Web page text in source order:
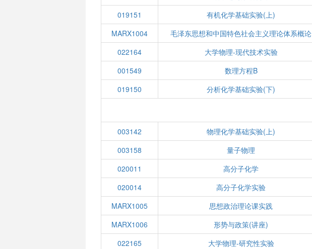
019151
有机化学基础实验(上)
MARX1004
毛泽东思想和中国特色社会主义理论体系概论
022164
大学物理-现代技术实验
001549
数理方程B
019150
分析化学基础实验(下)
003142 物理化学基础实验(上)
003158
量子物理
020011
高分子化学
020014
高分子化学实验
MARX1005
思想政治理论课实践
MARX1006
形势与政策(讲座)
022165
大学物理-研究性实验